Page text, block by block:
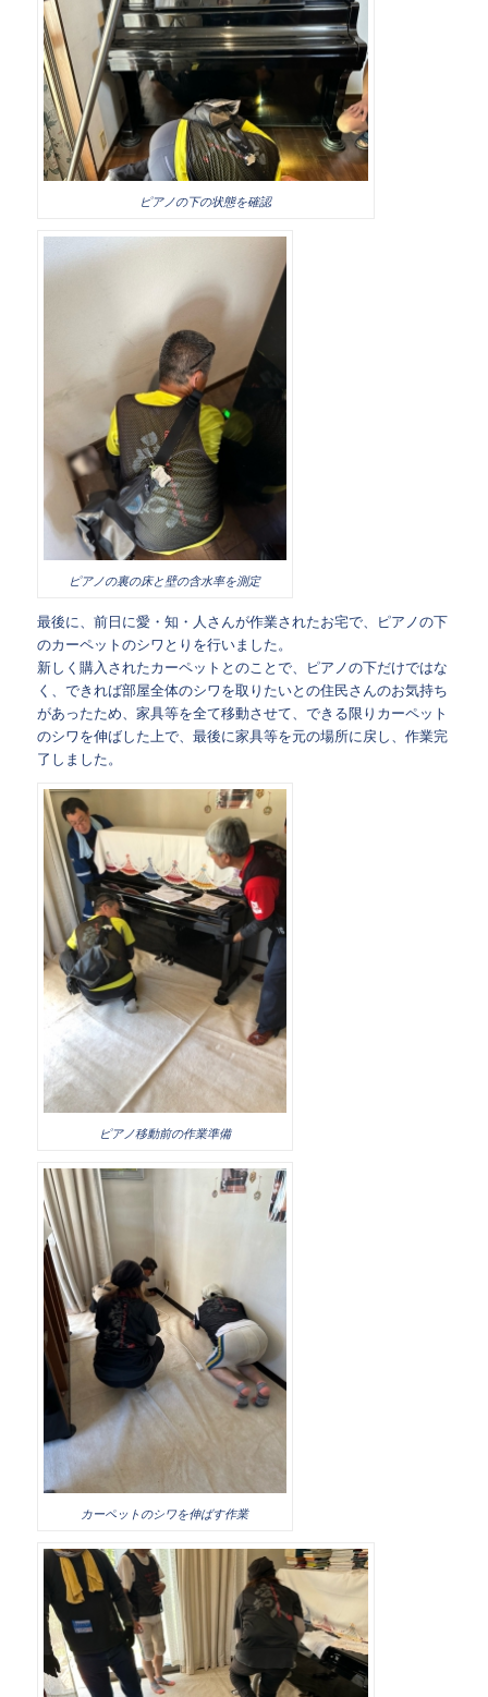
ピアノの下の状態を確認
ピアノの裏の床と壁の含水率を測定
最後に、前日に愛・知・人さんが作業されたお宅で、ピアノの下
のカーペットのシワとりを行いました。
新しく購入されたカーペットとのことで、ピアノの下だけではな
く、できれば部屋全体のシワを取りたいとの住民さんのお気持ち
があったため、家具等を全て移動させて、できる限りカーペット
のシワを伸ばした上で、最後に家具等を元の場所に戻し、作業完
了しました。
ピアノ移動前の作業準備
カーペットのシワを伸ばす作業